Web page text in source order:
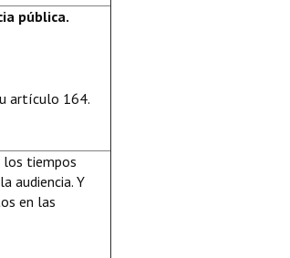
pública.
artículo 164.
los tiempos
audiencia. Y
en las